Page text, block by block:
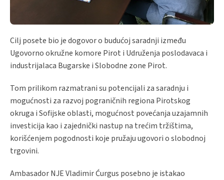
Cilj posete bio je dogovor o budućoj saradnji između
Ugovorno okružne komore Pirot i Udruženja poslodavaca i
industrijalaca Bugarske i Slobodne zone Pirot.
Tom prilikom razmatrani su potencijali za saradnju i
mogućnosti za razvoj pograničnih regiona Pirotskog
okruga i Sofijske oblasti, mogućnost povećanja uzajamnih
investicija kao i zajednički nastup na trećim tržištima,
korišćenjem pogodnosti koje pružaju ugovori o slobodnoj
trgovini.
Ambasador NJE Vladimir Ćurgus posebno je istakao